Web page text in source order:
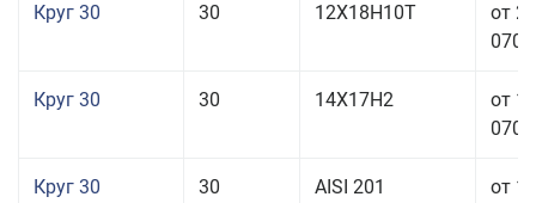
Круг 30 30 12Х18Н10Т
от
Круг 30 30 14Х17Н2
от
Круг 30 30
AISI 201
от